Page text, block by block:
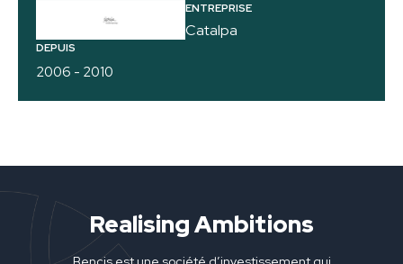
ENTREPRISE
Catalpa
DEPUIS
2006 - 2010
Realising Ambitions